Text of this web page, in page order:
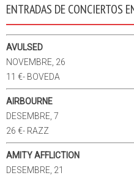
ENTRADAS DE CONCIERTOS
AVULSED
NOVEMBRE, 26
11 €- BOVEDA
AIRBOURNE
DESEMBRE, 7
26 €- RAZZ
AMITY AFFLICTION
DESEMBRE, 21